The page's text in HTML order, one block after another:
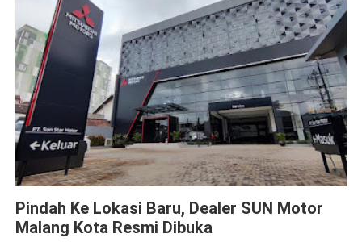
Pindah Ke Lokasi Baru, Dealer SUN Motor
Malang Kota Resmi Dibuka